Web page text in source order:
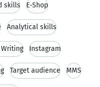
skills E-Shop
Analytical skills
Instagram
Target audience MMS